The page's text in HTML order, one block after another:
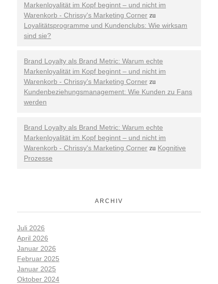
Markenloyalität im Kopf beginnt – und nicht im
Warenkorb - Chrissy's Marketing Corner zu
Loyalitätsprogramme und Kundenclubs: Wie wirksam
sind sie?
Brand Loyalty als Brand Metric: Warum echte
Markenloyalität im Kopf beginnt – und nicht im
Warenkorb - Chrissy's Marketing Corner zu
Kundenbeziehungsmanagement: Wie Kunden zu Fans
werden
Brand Loyalty als Brand Metric: Warum echte
Markenloyalität im Kopf beginnt – und nicht im
Warenkorb - Chrissy's Marketing Corner zu Kognitive
Prozesse
ARCHIV
Juli 2026
April 2026
Januar 2026
Februar 2025
Januar 2025
Oktober 2024